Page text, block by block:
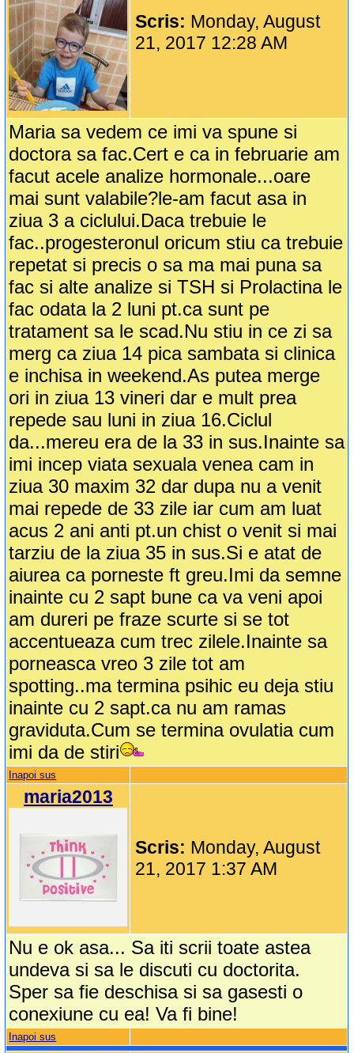
Scris: Monday, August
21, 2017 12:28 AM
Maria sa vedem ce imi va spune si
doctora sa fac.Cert e ca in februarie am
facut acele analize hormonale...oare
mai sunt valabile?le-am facut asa in
ziua 3 a ciclului.Daca trebuie le
fac..progesteronul oricum stiu ca trebuie
repetat si precis o sa ma mai puna sa
fac si alte analize si TSH si Prolactina le
fac odata la 2 luni pt.ca sunt pe
tratament sa le scad.Nu stiu in ce zi sa
merg ca ziua 14 pica sambata si clinica
e inchisa in weekend.As putea merge
ori in ziua 13 vineri dar e mult prea
repede sau luni in ziua 16.Ciclul
da...mereu era de la 33 in sus.Inainte sa
imi incep viata sexuala venea cam in
ziua 30 maxim 32 dar dupa nu a venit
mai repede de 33 zile iar cum am luat
acus 2 ani anti pt.un chist o venit si mai
tarziu de la ziua 35 in sus.Si e atat de
aiurea ca porneste ft greu.Imi da semne
inainte cu 2 sapt bune ca va veni apoi
am dureri pe fraze scurte si se tot
accentueaza cum trec zilele.Inainte sa
porneasca vreo 3 zile tot am
spotting..ma termina psihic eu deja stiu
inainte cu 2 sapt.ca nu am ramas
graviduta.Cum se termina ovulatia cum
imi da de stiri
Inapoi sus
maria2013
Scris: Monday, August
21, 2017 1:37 AM
Nu e ok asa... Sa iti scrii toate astea
undeva si sa le discuti cu doctorita.
Sper sa fie deschisa si sa gasesti o
conexiune cu ea! Va fi bine!
Inapoi sus